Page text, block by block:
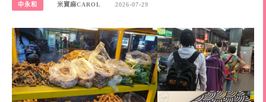
中永和 米寶麻CAROL 2026-07-29